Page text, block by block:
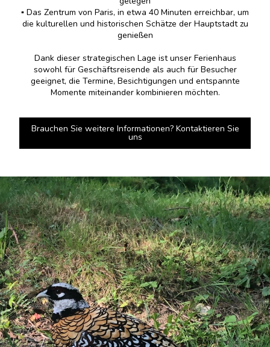
▪️ Das Zentrum von Paris, in etwa 40 Minuten erreichbar, um
die kulturellen und historischen Schätze der Hauptstadt zu
genießen
Dank dieser strategischen Lage ist unser Ferienhaus
sowohl für Geschäftsreisende als auch für Besucher
geeignet, die Termine, Besichtigungen und entspannte
Momente miteinander kombinieren möchten.
Brauchen Sie weitere Informationen? Kontaktieren Sie
uns